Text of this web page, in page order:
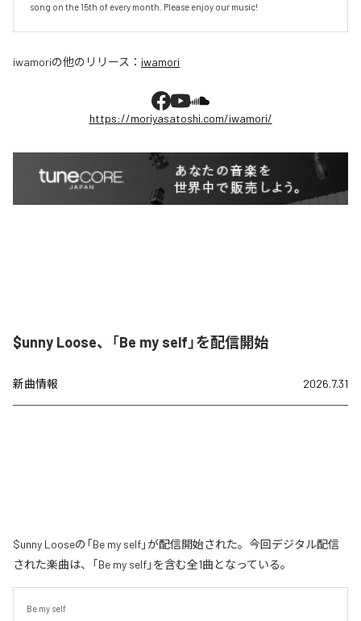
song on the 15th of every month. Please enjoy our music!
iwamoriの他のリリース： iwamori
https://moriyasatoshi.com/iwamori/
$unny Loose、「Be my self」を配信開始
新曲情報 2026.7.31
$unny Looseの「Be my self」が配信開始された。今回デジタル配信
された楽曲は、「Be my self」を含む全1曲となっている。
Be my self